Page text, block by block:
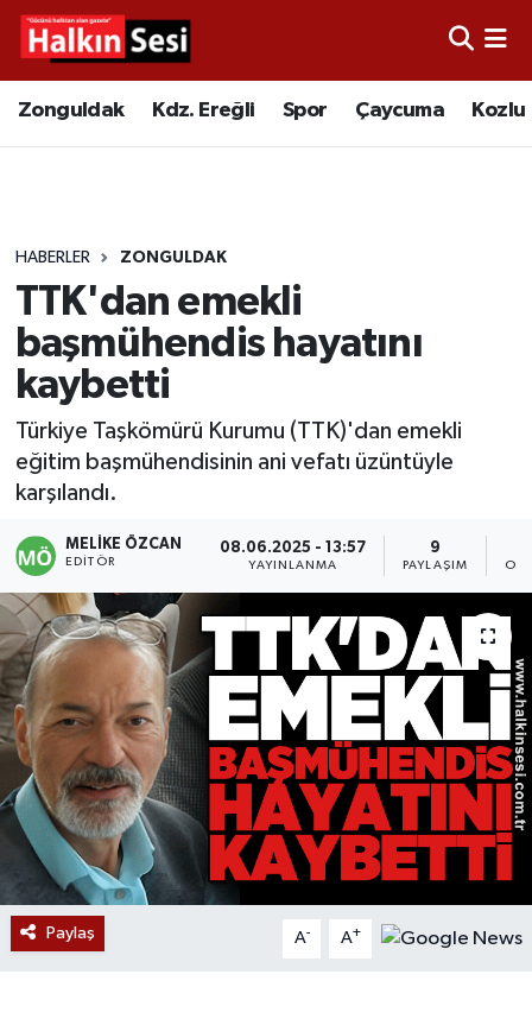
Zonguldak Kdz. Ereğli Spor Çaycuma Kozlu
HABERLER ZONGULDAK
TTK'dan emekli
başmühendis hayatını
kaybetti
Türkiye Taşkömürü Kurumu (TTK)'dan emekli
eğitim başmühendisinin ani vefatı üzüntüyle
karşılandı.
MELIKE ÖZCAN
EDITÖR
08.06.2025 - 13:57
YAYINLANMA
9
PAYLAŞIM
Paylaş A- A+
Video
Çaycuma
Alaplı
Asayiş
Bartın
Bolu
ÇEVRE
BİLİM VE TEKNOLOJİ
DUNYA
Düzce
Eğitim
Merkez Hava Durumu
Tüm Manşetler
Son Dakika Haberleri
Haber Arşivi